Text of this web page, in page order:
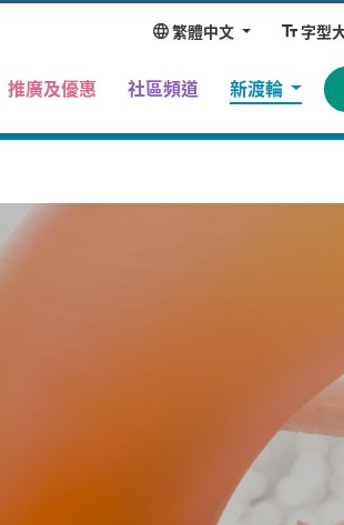
繁體中文 字型
推廣及優惠 社區頻道 新渡輪